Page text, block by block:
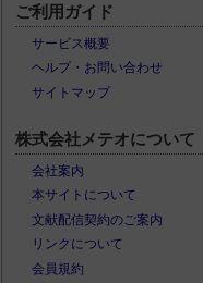
ご利用ガイド
サービス概要
ヘルプ・お問い合わせ
サイトマップ
株式会社メテオについて
会社案内
本サイトについて
文献配信契約のご案内
リンクについて
会員規約